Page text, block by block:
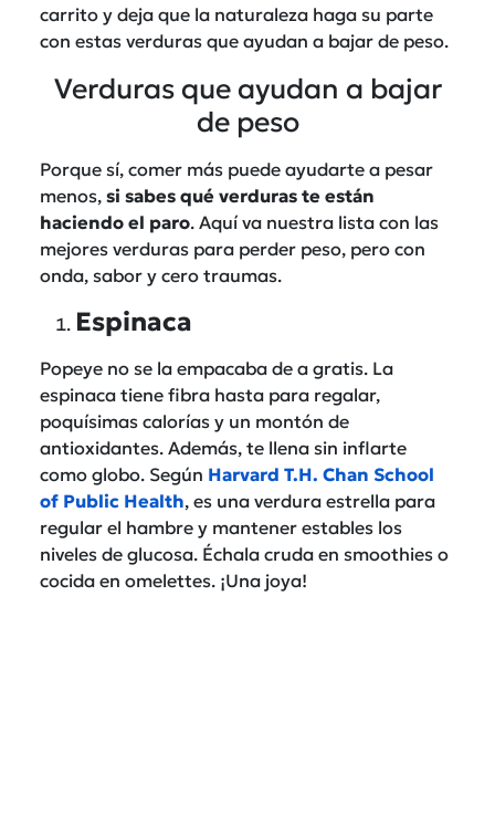
carrito y deja que la naturaleza haga su parte
con estas verduras que ayudan a bajar de peso.
Verduras que ayudan a bajar
de peso
Porque sí, comer más puede ayudarte a pesar
menos, si sabes qué verduras te están
haciendo el paro. Aquí va nuestra lista con las
mejores verduras para perder peso, pero con
onda, sabor y cero traumas.
Espinaca
Popeye no se la empacaba de a gratis. La
espinaca tiene fibra hasta para regalar,
poquísimas calorías y un montón de
antioxidantes. Además, te llena sin inflarte
como globo. Según Harvard T.H. Chan School
of Public Health, es una verdura estrella para
regular el hambre y mantener estables los
niveles de glucosa. Échala cruda en smoothies o
cocida en omelettes. ¡Una joya!